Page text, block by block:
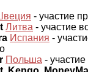
- участие
Литва - участие
Испания -
Польша -